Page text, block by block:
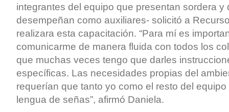
integrantes del equipo que presentan sordera y
desempeñan como auxiliares- solicitó a
realizara esta capacitación. “Para mí es
comunicarme de manera fluida con todos los
que muchas veces tengo que darles
específicas. Las necesidades propias del
requerían que tanto yo como el resto del
lengua de señas”, afirmó Daniela.